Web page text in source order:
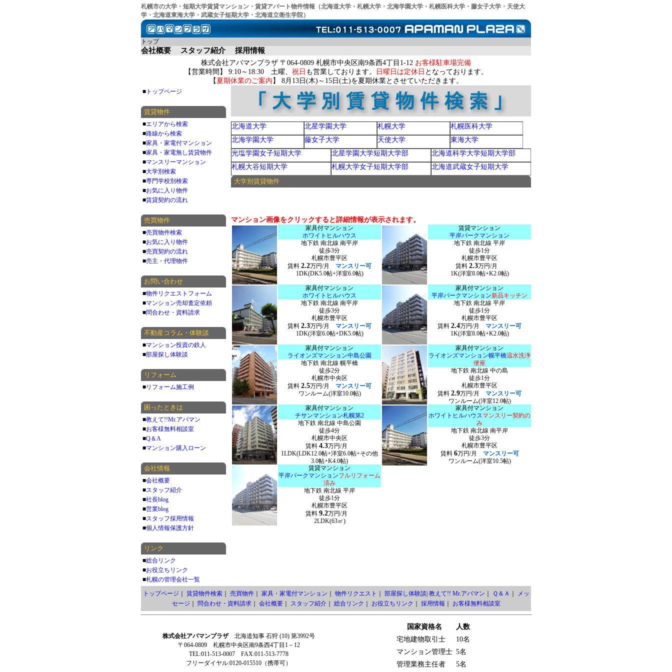
札幌市の大学・短期大学賃貸マンション・賃貸アパート物件情報（北海道大学・札幌大学・北海学園大学・札幌医科大学・藤女子大学・天使大
学・北海道東海大学・武蔵女子短期大学・北海道立衛生学院）
トップ
会社概要 スタッフ紹介 採用情報
株式会社アパマンプラザ 〒064-0809 札幌市中央区南9条西4丁目1-12 お客様駐車場完備
【営業時間】 9:10～18:30 土曜、 祝日 も営業しております。 日曜日は定休日 となっております。
【 夏期休業のご案内 】 8月13日(木)～15日(土)を夏期休業とさせていただきます。
北海道大学 北星学園大学 札幌大学
札幌医科大学
北海学園大学
藤女子大学 天使大学
東海大学
光塩学園女子短期大学
北星学園大学短期大学部
北海道科学大学短期大学部
札幌大谷短期大学
札幌大学女子短期大学部
北海道武蔵女子短期大学
大学別賃貸物件
マンション画像をクリックすると詳細情報が表示されます。
家具付マンション
ホワイトヒルハウス
地下鉄 南北線 南平岸
徒歩3分
札幌市豊平区
賃料 2.2万円/月 マンスリー可
1DK(DK5.0帖+洋室6.0帖)
賃貸マンション
平岸パークマンション
地下鉄 南北線 平岸
徒歩1分
札幌市豊平区
賃料 2.3万円/月
1K(洋室8.0帖+K2.0帖)
家具付マンション
ホワイトヒルハウス
地下鉄 南北線 南平岸
徒歩3分
札幌市豊平区
賃料 2.3万円/月 マンスリー可
1DK(洋室6.0帖+DK5.0帖)
家具付マンション
平岸パークマンション新品キッチン
地下鉄 南北線 平岸
徒歩1分
札幌市豊平区
賃料 2.4万円/月 マンスリー可
1K(洋室8.0帖+K2.0帖)
家具付マンション
ライオンズマンション中島公園
地下鉄 南北線 幌平橋
徒歩2分
札幌市中央区
賃料 2.5万円/月 マンスリー可
ワンルーム(洋室10.0帖)
家具付マンション
ライオンズマンション幌平橋温水洗浄
便座
地下鉄 南北線 中の島
徒歩1分
札幌市豊平区
賃料 2.9万円/月 マンスリー可
ワンルーム(洋室12.0帖)
家具付マンション
チサンマンション札幌第2
地下鉄 南北線 中島公園
徒歩4分
札幌市中央区
賃料 4.3万円/月
1LDK(LDK12.0帖+洋室6.0帖+その他
3.0帖+K4.0帖)
家具付マンション
ホワイトヒルハウスマンスリー契約の
み
地下鉄 南北線 南平岸
徒歩3分
札幌市豊平区
賃料 6万円/月
マンスリー可
ワンルーム(洋室10.5帖)
賃貸マンション
平岸パークマンションフルリフォーム
済み
地下鉄 南北線 平岸
徒歩1分
札幌市豊平区
賃料 9.2万円/月
2LDK(63㎡)
■ トップページ
賃貸物件
■エリアから検索
■路線から検索
■家具・家電付マンション
■家具・家電無し賃貸物件
■マンスリーマンション
■大学別検索
■専門学校別検索
■お気に入り物件
■賃貸契約の流れ
売買物件
■売買物件検索
■お気に入り物件
■売買契約の流れ
■売主・代理物件
お問い合わせ
■物件リクエストフォーム
■マンション売却査定依頼
■問合わせ・資料請求
不動産コラム・体験談
■マンション投資の鉄人
■部屋探し体験談
リフォーム
■リフォーム施工例
困ったときは
■教えて!!Mr.アパマン
■お客様無料相談室
■Q＆A
■マンション購入ローン
会社情報
■会社概要
■スタッフ紹介
■社長blog
■営業blog
■スタッフ採用情報
■個人情報保護方針
リンク
■総合リンク
■お役立ちリンク
■札幌の管理会社一覧
トップページ
賃貸物件検索｜ 売買物件｜ 家具・家電付マンション 物件リクエスト 部屋探し体験談 教えて!! Mr.アパマン Ｑ＆Ａ
メッ
セージ
問合わせ・資料請求｜ 会社概要｜ スタッフ紹介｜ 総合リンク お役立ちリンク 採用情報 お客様無料相談室
株式会社アパマンプラザ北海道知事 石狩 (10) 第3992号
〒064-0809 札幌市中央区南9条西4丁目1－12
TEL:011-513-0007 FAX:011-513-7778
フリーダイヤル:0120-015510（携帯可）
国家資格名
人数
宅地建物取引士
10名
マンション管理士 5名
管理業務主任者
5名